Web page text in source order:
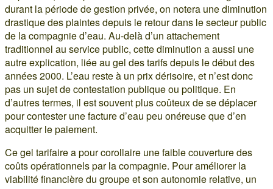
durant la période de gestion privée, on notera une diminution
drastique des plaintes depuis le retour dans le secteur public
de la compagnie d’eau. Au-delà d’un attachement
traditionnel au service public, cette diminution a aussi une
autre explication, liée au gel des tarifs depuis le début des
années 2000. L’eau reste à un prix dérisoire, et n’est donc
pas un sujet de contestation publique ou politique. En
d’autres termes, il est souvent plus coûteux de se déplacer
pour contester une facture d’eau peu onéreuse que d’en
acquitter le paiement.
Ce gel tarifaire a pour corollaire une faible couverture des
coûts opérationnels par la compagnie. Pour améliorer la
viabilité financière du groupe et son autonomie relative, un